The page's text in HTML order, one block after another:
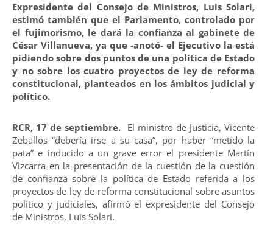
Expresidente del Consejo de Ministros, Luis Solari,
estimó también que el Parlamento, controlado por
el fujimorismo, le dará la confianza al gabinete de
César Villanueva, ya que -anotó- el Ejecutivo la está
pidiendo sobre dos puntos de una política de Estado
y no sobre los cuatro proyectos de ley de reforma
constitucional, planteados en los ámbitos judicial y
político.
RCR, 17 de septiembre. El ministro de Justicia, Vicente
Zeballos “debería irse a su casa”, por haber “metido la
pata” e inducido a un grave error el presidente Martín
Vizcarra en la presentación de la cuestión de la cuestión
de confianza sobre la política de Estado referida a los
proyectos de ley de reforma constitucional sobre asuntos
político y judiciales, afirmó el expresidente del Consejo
de Ministros, Luis Solari.